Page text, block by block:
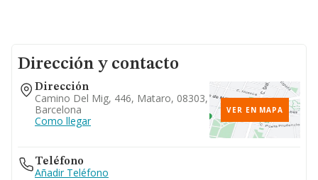
Dirección y contacto
Dirección
Camino Del Mig, 446, Mataro, 08303,
Barcelona
Como llegar
VER EN MAPA
Teléfono
Añadir Teléfono